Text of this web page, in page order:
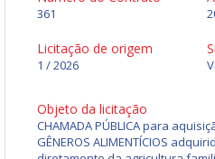
361
Licitação de origem
1 / 2026
Objeto da licitação
CHAMADA PÚBLICA para
GÊNEROS ALIMENTÍCIOS